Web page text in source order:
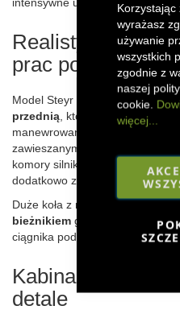
Korzystając
wyrażasz
używanie
wszystkich
zgodnie z
naszej
cookie.
więcej...
Realistyczny
prac polowych
Model Steyr Terrus 6300 CVT
przednią , która zapewnia
manewrowanie nawet podczas
zawieszanymi.
komory silnika oraz
dodatkowo zwiększa realizm
Duże koła z miękkimi,
bieżnikiem gwarantują
ciągnika podczas pracy w polu.
Kabina operatora
detale